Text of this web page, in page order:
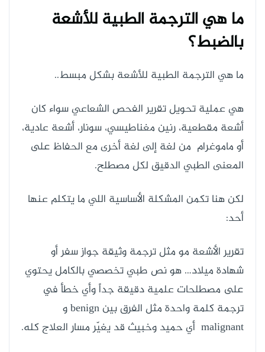
ما هي الترجمة الطبية للأشعة
بالضبط؟
ما هي الترجمة الطبية للأشعة بشكل مبسط..
هي عملية تحويل تقرير الفحص الشعاعي سواء كان
أشعة مقطعية، رنين مغناطيسي، سونار، أشعة عادية،
أو ماموغرام من لغة إلى لغة أخرى مع الحفاظ على
المعنى الطبي الدقيق لكل مصطلح.
لكن هنا تكمن المشكلة الأساسية اللي ما يتكلم عنها
أحد:
تقرير الأشعة مو مثل ترجمة وثيقة جواز سفر أو
شهادة ميلاد… هو نص طبي تخصصي بالكامل يحتوي
على مصطلحات علمية دقيقة جداً وأي خطأ في
ترجمة كلمة واحدة مثل الفرق بين benign و
malignant أي حميد وخبيث قد يغيّر مسار العلاج كله.